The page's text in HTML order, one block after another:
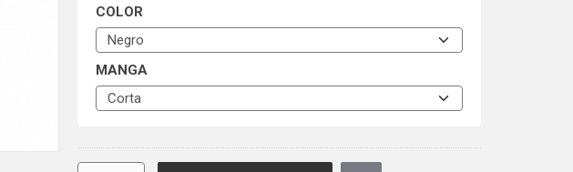
COLOR
MANGA